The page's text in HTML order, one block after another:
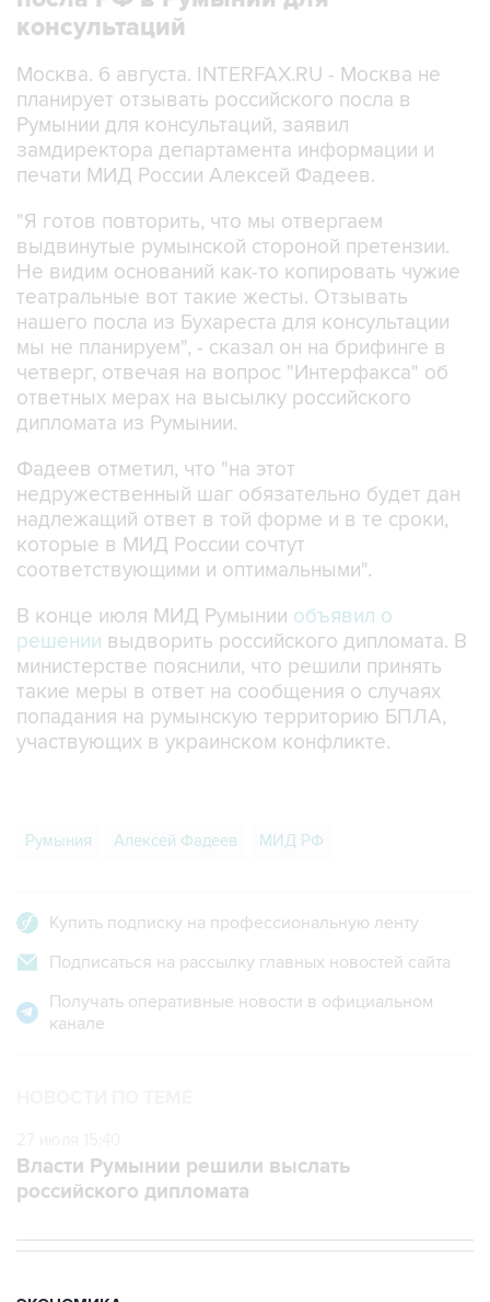
консультаций
Москва. 6 августа. INTERFAX.RU - Москва не
планирует отзывать российского посла в
Румынии для консультаций, заявил
замдиректора департамента информации и
печати МИД России Алексей Фадеев.
"Я готов повторить, что мы отвергаем
выдвинутые румынской стороной претензии.
Не видим оснований как-то копировать чужие
театральные вот такие жесты. Отзывать
нашего посла из Бухареста для консультации
мы не планируем", - сказал он на брифинге в
четверг, отвечая на вопрос "Интерфакса" об
ответных мерах на высылку российского
дипломата из Румынии.
Фадеев отметил, что "на этот
недружественный шаг обязательно будет дан
надлежащий ответ в той форме и в те сроки,
которые в МИД России сочтут
соответствующими и оптимальными".
В конце июля МИД Румынии объявил о
решении выдворить российского дипломата. В
министерстве пояснили, что решили принять
такие меры в ответ на сообщения о случаях
попадания на румынскую территорию БПЛА,
участвующих в украинском конфликте.
Румыния Алексей Фадеев МИД РФ
Купить подписку на профессиональную ленту
Подписаться на рассылку главных новостей сайта
Получать оперативные новости в официальном
канале
Власти Румынии решили выслать
российского дипломата